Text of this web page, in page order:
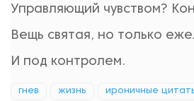
Управляющий чувством?
Вещь святая, но только
И под контролем.
гнев жизнь ироничные